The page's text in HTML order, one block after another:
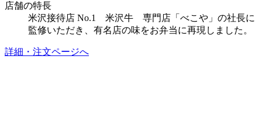
店舗の特長
米沢接待店 No.1 米沢牛 専門店「べこや」の社長に
監修いただき、有名店の味をお弁当に再現しました。
詳細・注文ページへ